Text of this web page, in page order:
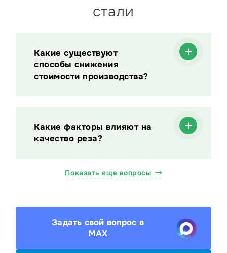
стали
Какие существуют
способы снижения
стоимости производства?
Какие факторы влияют на
качество реза?
Показать еще вопросы
Задать свой вопрос в
MAX